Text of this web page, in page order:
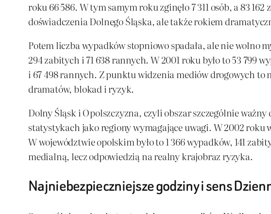
roku 66 586. W tym samym roku zginęło 7 311 osób, a 83
doświadczenia Dolnego Śląska, ale także rokiem
Potem liczba wypadków stopniowo spadała, ale nie wolno
294 zabitych i 71 638 rannych. W 2001 roku było to 53 799
i 67 498 rannych. Z punktu widzenia mediów drogowych to
dramatów, blokad i ryzyk.
Dolny Śląsk i Opolszczyzna, czyli obszar szczególnie
statystykach jako regiony wymagające uwagi. W 2002
W województwie opolskim było to 1 366 wypadków, 141
medialną, lecz odpowiedzią na realny krajobraz ryzyka.
Najniebezpieczniejsze godziny i sens